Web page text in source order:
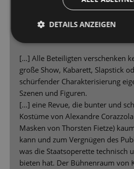
Die zeitkritische Revue „Zwei
1929 ist an der Staatsoperette
[…] Alle Beteiligten verschenken
große Show, Kabarett, Slapstick
schürfender Charakterisierung
Szenen und Figuren.
[…] eine Revue, die bunter und
Kostüme von Alexandre
Masken von Thorsten Fietze)
kann und zum Vergnügen des
was die Staatsoperette technisch
bieten hat. Der Bühnenraum von
DETAILS ANZEIGEN